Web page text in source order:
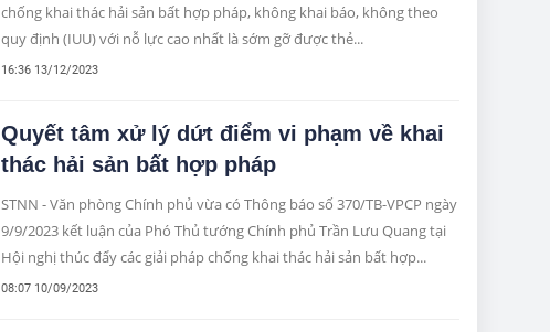
chống khai thác hải sản bất hợp pháp, không khai báo, không theo
quy định (IUU) với nỗ lực cao nhất là sớm gỡ được thẻ...
16:36 13/12/2023
Quyết tâm xử lý dứt điểm vi phạm về khai
thác hải sản bất hợp pháp
STNN - Văn phòng Chính phủ vừa có Thông báo số 370/TB-VPCP ngày
9/9/2023 kết luận của Phó Thủ tướng Chính phủ Trần Lưu Quang tại
Hội nghị thúc đẩy các giải pháp chống khai thác hải sản bất hợp...
08:07 10/09/2023